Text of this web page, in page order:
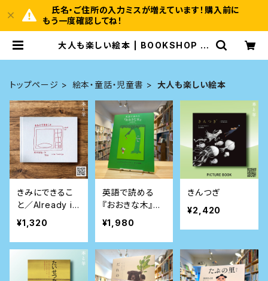
氏名・ご住所の入力ミスが増えています！購入前に
もう一度確認してね！
大人も楽しい絵本 | BOOKSHOP 本
トップページ 絵本・童話・児童書 大人も楽しい絵本
きみにできるこ
と／Already in
You
¥1,320
英語で読める
『おおきな木』
〈日本語訳付き〉
¥1,980
きんつぎ
¥2,420